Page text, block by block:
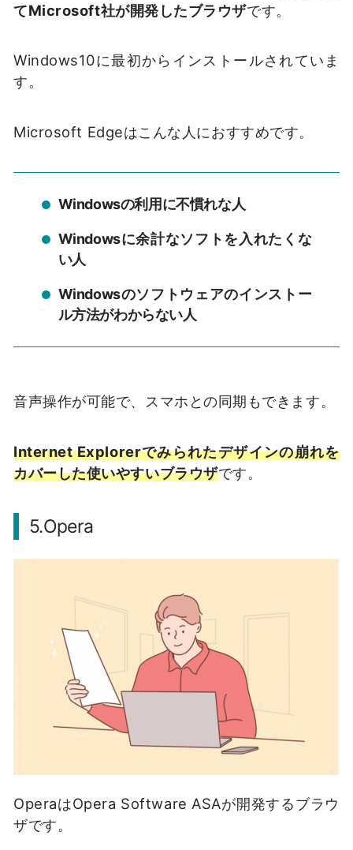
てMicrosoft社が開発したブラウザです。
Windows10に最初からインストールされていま
す。
Microsoft Edgeはこんな人におすすめです。
Windowsの利用に不慣れな人
Windowsに余計なソフトを入れたくな
い人
Windowsのソフトウェアのインストー
ル方法がわからない人
音声操作が可能で、スマホとの同期もできます。
Internet Explorerでみられたデザインの崩れを
カバーした使いやすいブラウザです。
5.Opera
OperaはOpera Software ASAが開発するブラウ
ザです。